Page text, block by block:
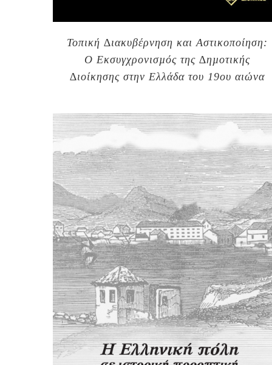
Τοπική ∆ιακυβέρνηση και Αστικοποίηση:
Ο Εκσυγχρονισµός της ∆ηµοτικής
∆ιοίκησης στην Ελλάδα του 19ου αιώνα